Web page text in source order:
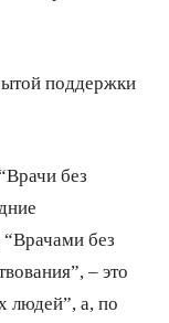
поддержки
без
без
– это
людей”, а, по